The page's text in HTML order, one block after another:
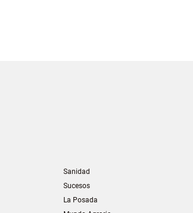
Sanidad
Sucesos
La Posada